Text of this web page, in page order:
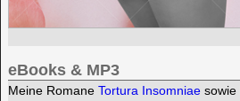
eBooks & MP3
Meine Romane Tortura Insomniae sowie